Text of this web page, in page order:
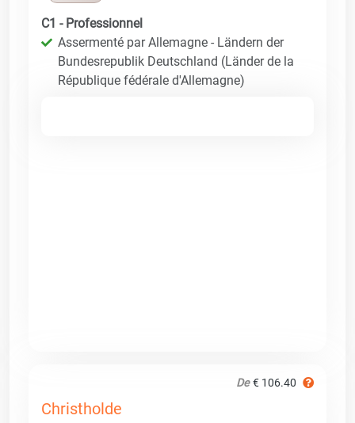
C1 - Professionnel
Assermenté par Allemagne - Ländern der
Bundesrepublik Deutschland (Länder de la
République fédérale d'Allemagne)
De € 106.40
Christholde